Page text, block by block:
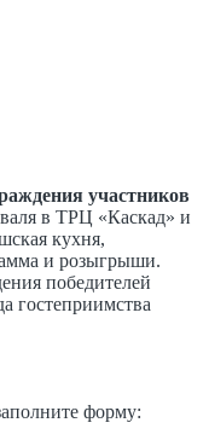
участников
в ТРЦ «Каскад» и
кухня,
и розыгрыши.
победителей
гостеприимства
форму: